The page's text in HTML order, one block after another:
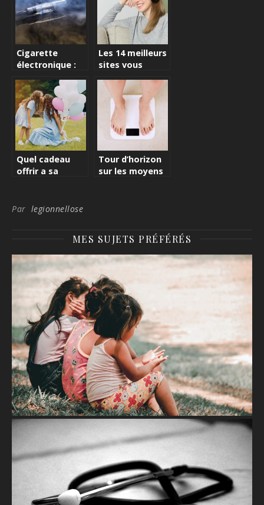
Cigarette
électronique :
considérables
de ce dispositif
Les 14 meilleurs
sites vous
profiter
gratuitement
de la musique
sur telephone
en 2021
Quel cadeau
offrir a sa
?
Tour d’horizon
sur les moyens
Par legionnellose
MES SUJETS PRÉFÉRÉS